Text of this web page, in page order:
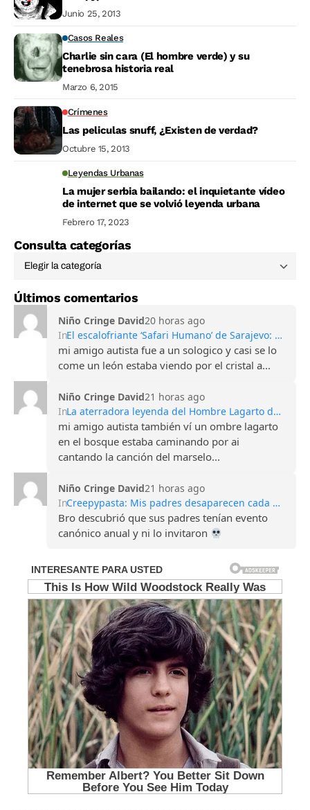
Junio 25, 2013
Casos Reales
Charlie sin cara (El hombre verde) y su
tenebrosa historia real
Marzo 6, 2015
Crímenes
Las peliculas snuff, ¿Existen de verdad?
Octubre 15, 2013
Leyendas Urbanas
La mujer serbia bailando: el inquietante vídeo
de internet que se volvió leyenda urbana
Febrero 17, 2023
Consulta categorías
Últimos comentarios
Niño Cringe David20 horas ago
In
El escalofriante ‘Safari Humano’ de Sarajevo: Turismo de guerra y francotiradores
mi amigo autista fue a un sologico y casi se lo
come un león estaba viendo por el cristal a...
Niño Cringe David21 horas ago
In
La aterradora leyenda del Hombre Lagarto de Scape Ore
mi amigo autista también ví un ombre lagarto
en el bosque estaba caminando por ai
cantando la canción del marselo...
Niño Cringe David21 horas ago
In
Creepypasta: Mis padres desaparecen cada Halloween
Bro descubrió que sus padres tenían evento
canónico anual y ni lo invitaron